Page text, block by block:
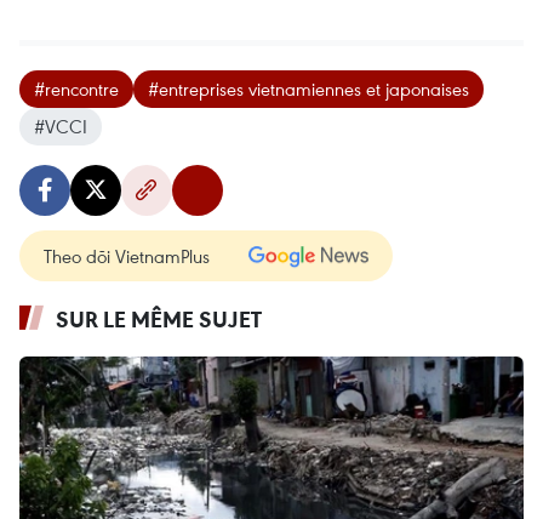
#rencontre
#entreprises vietnamiennes et japonaises
#VCCI
Theo dõi VietnamPlus
SUR LE MÊME SUJET